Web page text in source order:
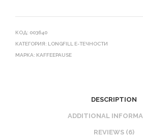
КОД: 003640
КАТЕГОРИЯ: LONGFILL E-ТЕЧНОСТИ
МАРКА: KAFFEEPAUSE
DESCRIPTION
ADDITIONAL
REVIEWS (6)